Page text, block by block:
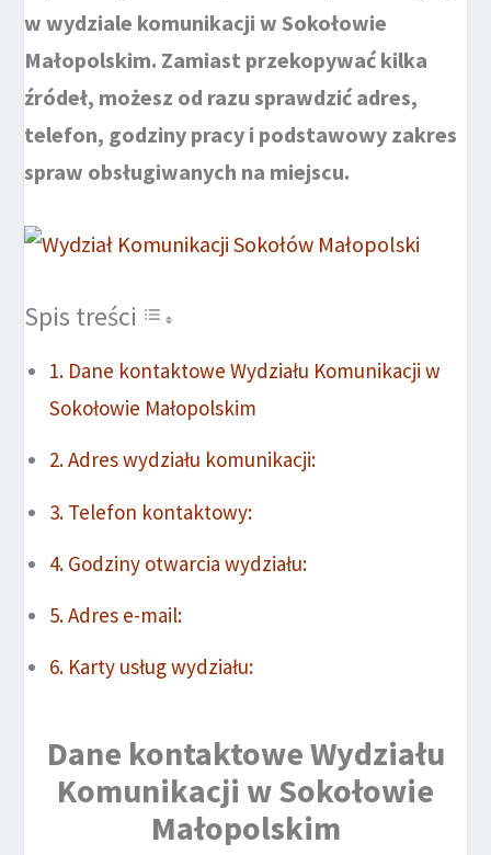
w wydziale komunikacji w Sokołowie
Małopolskim. Zamiast przekopywać kilka
źródeł, możesz od razu sprawdzić adres,
telefon, godziny pracy i podstawowy zakres
spraw obsługiwanych na miejscu.
Spis treści
Dane kontaktowe Wydziału Komunikacji w
Sokołowie Małopolskim
Adres wydziału komunikacji:
Telefon kontaktowy:
Godziny otwarcia wydziału:
Adres e-mail:
Karty usług wydziału:
Dane kontaktowe Wydziału
Komunikacji w Sokołowie
Małopolskim